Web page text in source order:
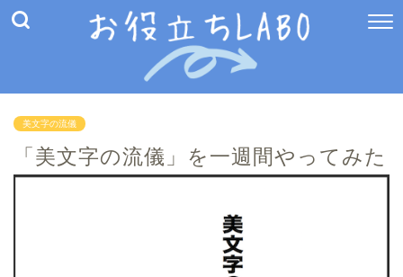
美文字の流儀
「美文字の流儀」を一週間やってみた